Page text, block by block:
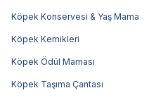
Köpek Konservesi & Yaş Mama
Köpek Kemikleri
Köpek Ödül Maması
Köpek Taşıma Çantası